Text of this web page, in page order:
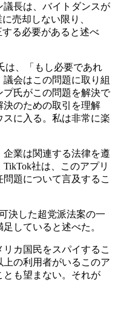
長は、バイトダンスが
売却しない限り、
る必要があると述べ
は、「もし必要であれ
会はこの問題に取り組
氏がこの問題を解決で
決のための取引を理解
に入る。私は非常に楽
業は関連する法律を遵
社は、このアプリ
題について言及するこ
決した超党派法案の一
していると述べた。
リカ国民をスパイするこ
上の利用者がいるこのア
も望まない。それが